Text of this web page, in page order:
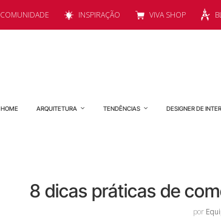
COMUNIDADE INSPIRAÇÃO VIVA SHOP
HOME ARQUITETURA TENDÊNCIAS DESIGNER DE
8 dicas práticas de
por